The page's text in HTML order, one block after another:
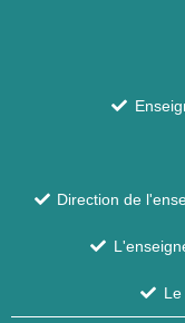
Direction de